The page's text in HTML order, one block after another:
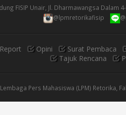
FISIP Unair, Jl. Dharmawangsa Dalam
@lpmretorikafisip
Opini Surat Pembaca
Tajuk Rencana
Lembaga Pers Mahasiswa (LPM) Retorika,